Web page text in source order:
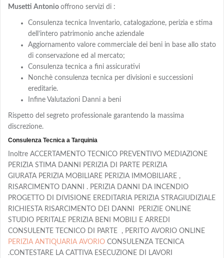
Musetti Antonio offrono servizi di :
Consulenza tecnica Inventario, catalogazione, perizia e stima
dell’intero patrimonio anche aziendale
Aggiornamento valore commerciale dei beni in base allo stato
di conservazione ed al mercato;
Consulenza tecnica a fini assicurativi
Nonchè consulenza tecnica per divisioni e successioni
ereditarie.
Infine Valutazioni Danni a beni
Rispetto del segreto professionale garantendo la massima
discrezione.
Consulenza Tecnica a Tarquinia
Inoltre ACCERTAMENTO TECNICO PREVENTIVO MEDIAZIONE
PERIZIA STIMA DANNI PERIZIA DI PARTE PERIZIA
GIURATA PERIZIA MOBILIARE PERIZIA IMMOBILIARE ,
RISARCIMENTO DANNI . PERIZIA DANNI DA INCENDIO
PROGETTO DI DIVISIONE EREDITARIA PERIZIA STRAGIUDIZIALE
RICHIESTA RISARCIMENTO DEI DANNI PERIZIE ONLINE
STUDIO PERITALE PERIZIA BENI MOBILI E ARREDI
CONSULENTE TECNICO DI PARTE , PERITO AVORIO ONLINE
PERIZIA ANTIQUARIA AVORIO CONSULENZA TECNICA
.CONTESTARE LA CATTIVA ESECUZIONE DI LAVORI